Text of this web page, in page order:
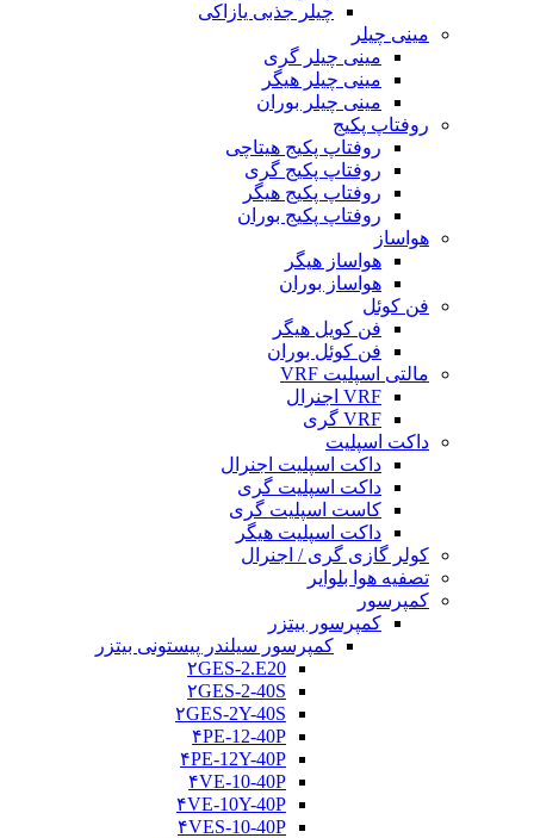
چیلر جذبی یازاکی
مینی چیلر
مینی چیلر گری
مینی چیلر هیگر
مینی چیلر بوران
روفتاپ پکیج
روفتاپ پکیج هیتاچی
روفتاپ پکیج گری
روفتاپ پکیج هیگر
روفتاپ پکیج بوران
هواساز
هواساز هیگر
هواساز بوران
فن کوئل
فن کویل هیگر
فن کوئل بوران
مالتی اسپلیت VRF
VRF اجنرال
VRF گری
داکت اسپلیت
داکت اسپلیت اجنرال
داکت اسپلیت گری
کاست اسپلیت گری
داکت اسپلیت هیگر
کولر گازی گری / اجنرال
تصفیه هوا بلوایر
کمپرسور
کمپرسور بیتزر
کمپرسور سیلندر پیستونی بیتزر
۲GES-2.E20
۲GES-2-40S
۲GES-2Y-40S
۴PE-12-40P
۴PE-12Y-40P
۴VE-10-40P
۴VE-10Y-40P
۴VES-10-40P